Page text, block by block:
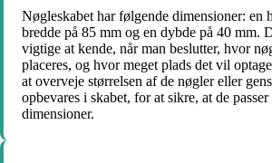
Nøgleskabet har følgende dimensioner: en
bredde på 85 mm og en dybde på 40 mm.
vigtige at kende, når man beslutter, hvor
placeres, og hvor meget plads det vil
at overveje størrelsen af de nøgler eller
opbevares i skabet, for at sikre, at de
dimensioner.